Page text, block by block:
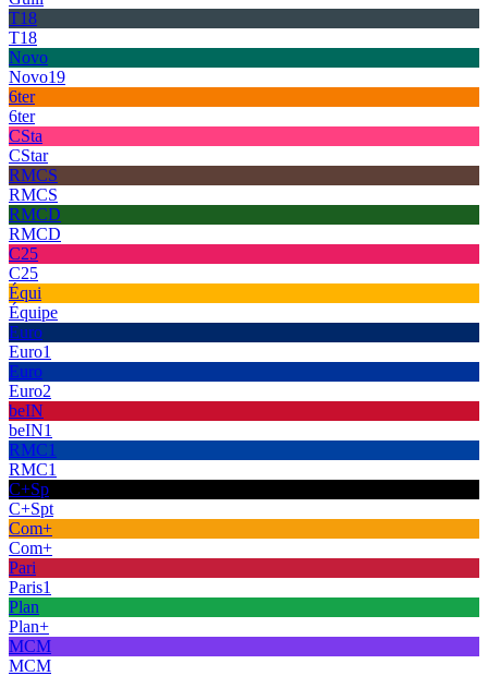
T18
T18
Novo
Novo19
6ter
6ter
CSta
CStar
RMCS
RMCS
RMCD
RMCD
C25
C25
Équi
Équipe
Euro
Euro1
Euro
Euro2
beIN
beIN1
RMC1
RMC1
C+Sp
C+Spt
Com+
Com+
Pari
Paris1
Plan
Plan+
MCM
MCM